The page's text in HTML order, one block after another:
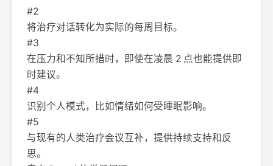
#2
将治疗对话转化为实际的每周目标。
#3
在压力和不知所措时，即使在凌晨 2 点也能提供即
时建议。
#4
识别个人模式，比如情绪如何受睡眠影响。
#5
与现有的人类治疗会议互补，提供持续支持和反
思。